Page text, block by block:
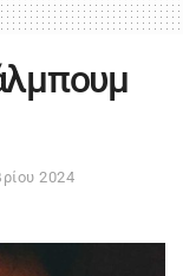
2024